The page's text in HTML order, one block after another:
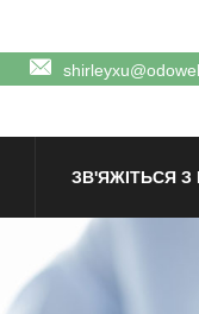
ЗВ'ЯЖІТЬСЯ